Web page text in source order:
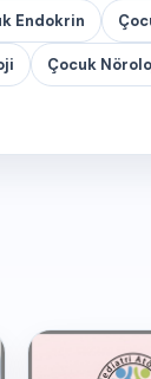
Endokrin
Çocuk